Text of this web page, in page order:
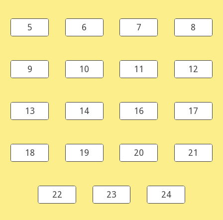
5 6 7 8
9 10 11 12
13 14 16 17
18 19 20 21
22 23 24